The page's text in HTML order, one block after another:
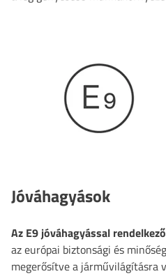
Jóváhagyások
Az E9 jóváhagyással rendelkező
az európai biztonsági és
megerősítve a járművilágításra